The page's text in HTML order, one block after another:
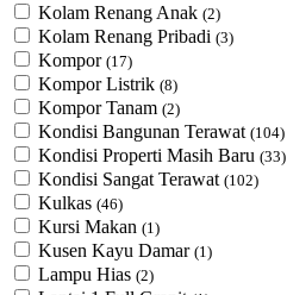
Kolam Renang Anak (2)
Kolam Renang Pribadi (3)
Kompor (17)
Kompor Listrik (8)
Kompor Tanam (2)
Kondisi Bangunan Terawat (104)
Kondisi Properti Masih Baru (33)
Kondisi Sangat Terawat (102)
Kulkas (46)
Kursi Makan (1)
Kusen Kayu Damar (1)
Lampu Hias (2)